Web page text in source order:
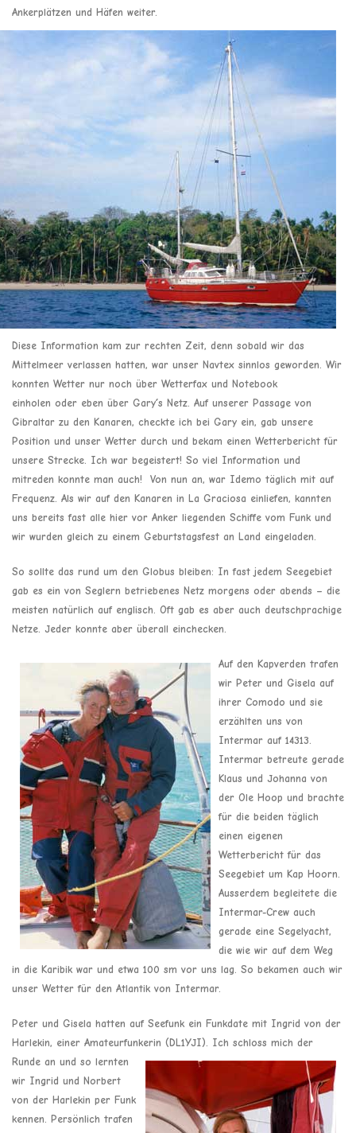
Ankerplätzen und Häfen weiter.
Diese Information kam zur rechten Zeit, denn sobald wir das
Mittelmeer verlassen hatten, war unser Navtex sinnlos geworden. Wir
konnten Wetter nur noch über Wetterfax und Notebook
einholen oder eben über Gary´s Netz. Auf unserer Passage von
Gibraltar zu den Kanaren, checkte ich bei Gary ein, gab unsere
Position und unser Wetter durch und bekam einen Wetterbericht für
unsere Strecke. Ich war begeistert! So viel Information und
mitreden konnte man auch! Von nun an, war Idemo täglich mit auf
Frequenz. Als wir auf den Kanaren in La Graciosa einliefen, kannten
uns bereits fast alle hier vor Anker liegenden Schiffe vom Funk und
wir wurden gleich zu einem Geburtstagsfest an Land eingeladen.
So sollte das rund um den Globus bleiben: In fast jedem Seegebiet
gab es ein von Seglern betriebenes Netz morgens oder abends – die
meisten natürlich auf englisch. Oft gab es aber auch deutschprachige
Netze. Jeder konnte aber überall einchecken.
Auf den Kapverden trafen
wir Peter und Gisela auf
ihrer Comodo und sie
erzählten uns von
Intermar auf 14313.
Intermar betreute gerade
Klaus und Johanna von
der Ole Hoop und brachte
für die beiden täglich
einen eigenen
Wetterbericht für das
Seegebiet um Kap Hoorn.
Ausserdem begleitete die
Intermar-Crew auch
gerade eine Segelyacht,
die wie wir auf dem Weg
in die Karibik war und etwa 100 sm vor uns lag. So bekamen auch wir
unser Wetter für den Atlantik von Intermar.
Peter und Gisela hatten auf Seefunk ein Funkdate mit Ingrid von der
Harlekin, einer Amateurfunkerin (DL1YJI). Ich schloss mich der
Runde an und so lernten
wir Ingrid und Norbert
von der Harlekin per Funk
kennen. Persönlich trafen